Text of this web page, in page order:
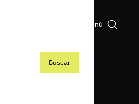
Menú